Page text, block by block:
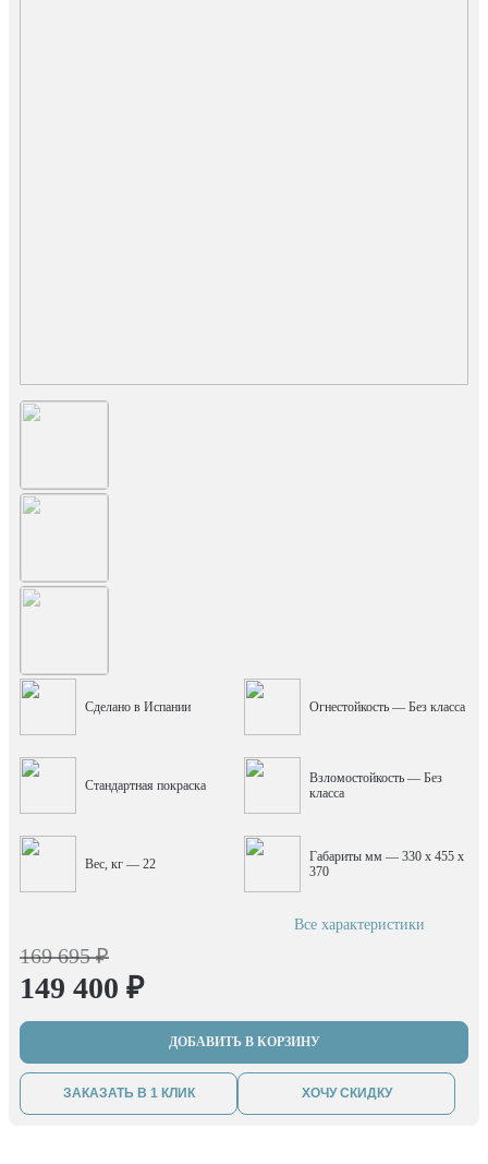
Сделано в Испании Огнестойкость — Без класса
Стандартная покраска
Взломостойкость — Без
класса
Вес, кг — 22
Габариты мм — 330 x 455 x
370
Все характеристики
169 695 ₽
149 400 ₽
ДОБАВИТЬ В КОРЗИНУ
ЗАКАЗАТЬ В 1 КЛИК ХОЧУ СКИДКУ